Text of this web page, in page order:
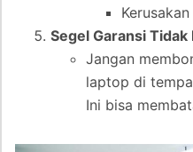
Segel Garansi Tidak
Jangan
laptop di
Ini bisa